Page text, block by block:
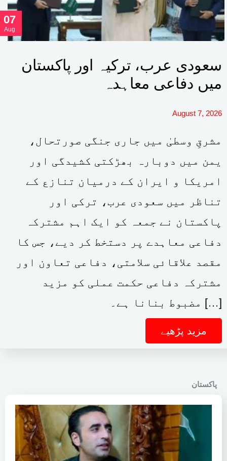
07
Aug
سعودی عرب، ترکیہ اور پاکستان
میں دفاعی معاہدہ
August 7, 2026
مشرقِ وسطیٰ میں جاری جنگی صورتحال،
یمن میں دوبارہ بھڑکتی کشیدگی اور
امریکا و ایران کے درمیان تنازع کے
تناظر میں سعودی عرب، ترکی اور
پاکستان نے جمعہ کو ایک اہم مشترکہ
دفاعی معاہدے پر دستخط کر دیے، جس کا
مقصد علاقائی سلامتی، دفاعی تعاون اور
مشترکہ دفاعی حکمت عملی کو مزید
مضبوط بنانا ہے۔ […]
مزید پڑھیے
پاکستان